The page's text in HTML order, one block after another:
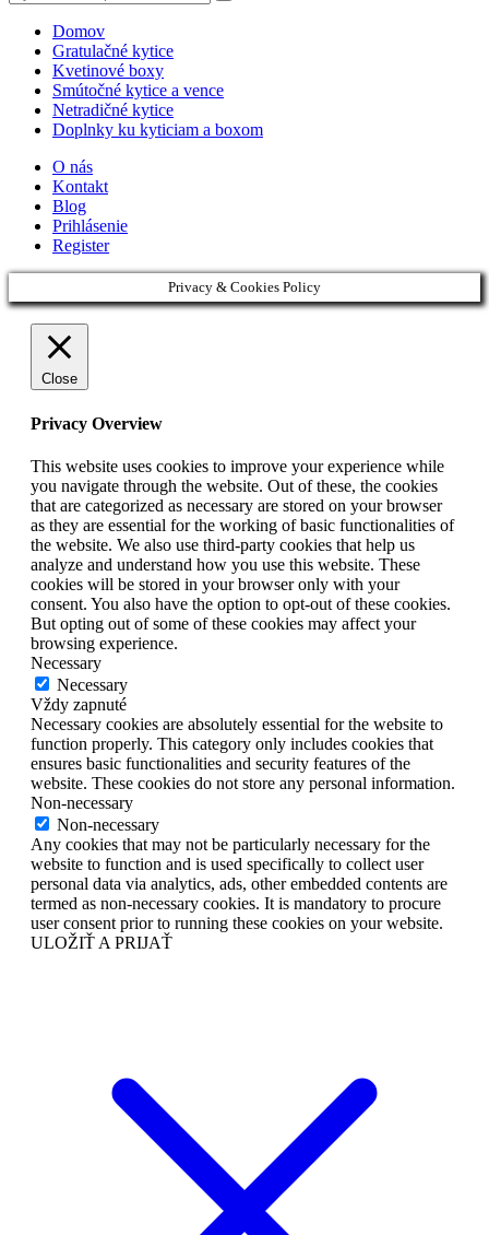
Domov
Gratulačné kytice
Kvetinové boxy
Smútočné kytice a vence
Netradičné kytice
Doplnky ku kyticiam a boxom
O nás
Kontakt
Blog
Prihlásenie
Register
Privacy & Cookies Policy
Close
Privacy Overview
This website uses cookies to improve your experience while
you navigate through the website. Out of these, the cookies
that are categorized as necessary are stored on your browser
as they are essential for the working of basic functionalities of
the website. We also use third-party cookies that help us
analyze and understand how you use this website. These
cookies will be stored in your browser only with your
consent. You also have the option to opt-out of these cookies.
But opting out of some of these cookies may affect your
browsing experience.
Necessary
Necessary
Vždy zapnuté
Necessary cookies are absolutely essential for the website to
function properly. This category only includes cookies that
ensures basic functionalities and security features of the
website. These cookies do not store any personal information.
Non-necessary
Non-necessary
Any cookies that may not be particularly necessary for the
website to function and is used specifically to collect user
personal data via analytics, ads, other embedded contents are
termed as non-necessary cookies. It is mandatory to procure
user consent prior to running these cookies on your website.
ULOŽIŤ A PRIJAŤ